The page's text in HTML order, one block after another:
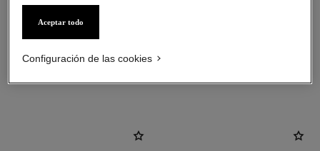
ORO BEIGE de 18 quilates
Aceptar todo
Configuración de las cookies